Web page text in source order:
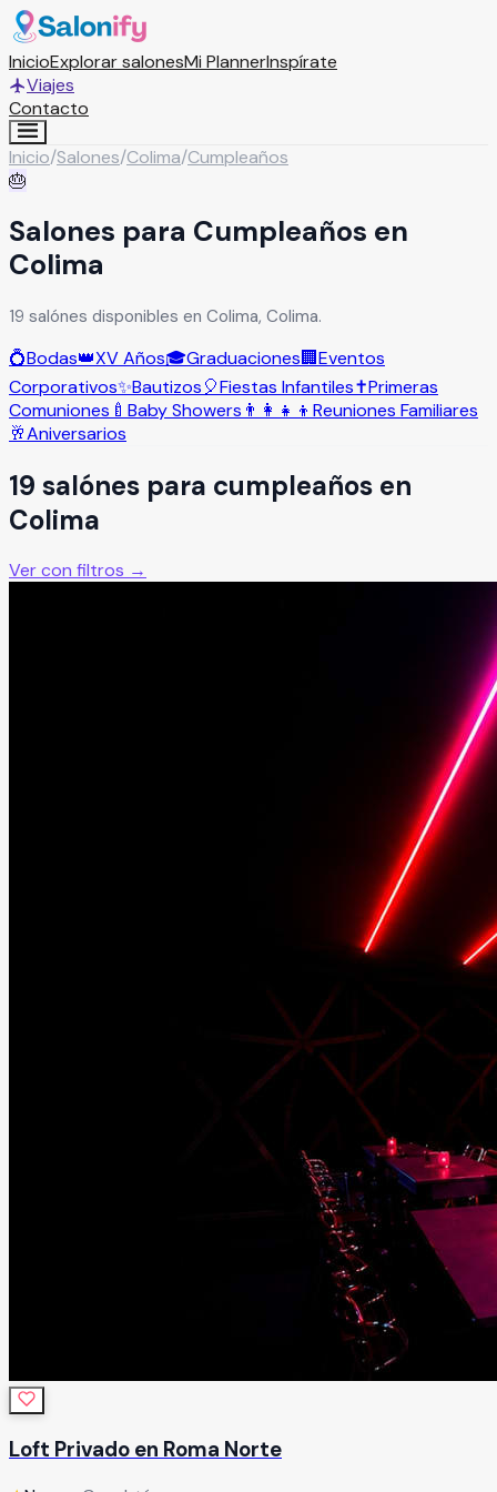
InicioExplorar salonesMi PlannerInspírate
Viajes
Contacto
Inicio/Salones/Colima/Cumpleaños
🎂
Salones para Cumpleaños en
Colima
19 salónes disponibles en Colima, Colima.
💍Bodas👑XV Años🎓Graduaciones🏢Eventos
Corporativos✨Bautizos🎈Fiestas Infantiles✝️Primeras
Comuniones 🍼 Baby Showers 👨‍👩‍👧‍👦 Reuniones Familiares
🥂Aniversarios
19 salónes para cumpleaños en
Colima
Ver con filtros →
Loft Privado en Roma Norte